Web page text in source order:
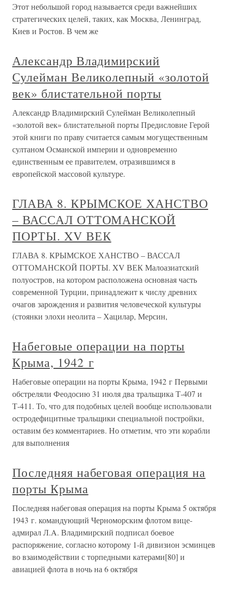
Этот небольшой город называется среди важнейших
стратегических целей, таких, как Москва, Ленинград,
Киев и Ростов. В чем же
Александр Владимирский
Сулейман Великолепный «золотой
век» блистательной порты
Александр Владимирский Сулейман Великолепный
«золотой век» блистательной порты Предисловие Герой
этой книги по праву считается самым могущественным
султаном Османской империи и одновременно
единственным ее правителем, отразившимся в
европейской массовой культуре.
ГЛАВА 8. КРЫМСКОЕ ХАНСТВО
– ВАССАЛ ОТТОМАНСКОЙ
ПОРТЫ. XV ВЕК
ГЛАВА 8. КРЫМСКОЕ ХАНСТВО – ВАССАЛ
ОТТОМАНСКОЙ ПОРТЫ. XV ВЕК Малоазиатский
полуостров, на котором расположена основная часть
современной Турции, принадлежит к числу древних
очагов зарождения и развития человеческой культуры
(стоянки элохи неолита – Хацилар, Мерсин,
Набеговые операции на порты
Крыма, 1942 г
Набеговые операции на порты Крыма, 1942 г Первыми
обстреляли Феодосию 31 июля два тральщика Т-407 и
Т-411. То, что для подобных целей вообще использовали
остродефицитные тральщики специальной постройки,
оставим без комментариев. Но отметим, что эти корабли
для выполнения
Последняя набеговая операция на
порты Крыма
Последняя набеговая операция на порты Крыма 5 октября
1943 г. командующий Черноморским флотом вице-
адмирал Л.A. Владимирский подписал боевое
распоряжение, согласно которому 1-й дивизион эсминцев
во взаимодействии с торпедными катерами[80] и
авиацией флота в ночь на 6 октября